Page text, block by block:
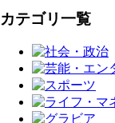
カテゴリ一覧